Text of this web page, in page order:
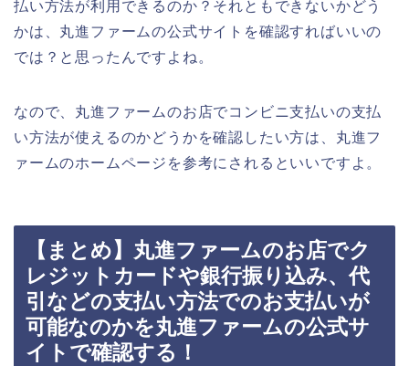
払い方法が利用できるのか？それともできないかどう
かは、丸進ファームの公式サイトを確認すればいいの
では？と思ったんですよね。
なので、丸進ファームのお店でコンビニ支払いの支払
い方法が使えるのかどうかを確認したい方は、丸進フ
ァームのホームページを参考にされるといいですよ。
【まとめ】丸進ファームのお店でク
レジットカードや銀行振り込み、代
引などの支払い方法でのお支払いが
可能なのかを丸進ファームの公式サ
イトで確認する！